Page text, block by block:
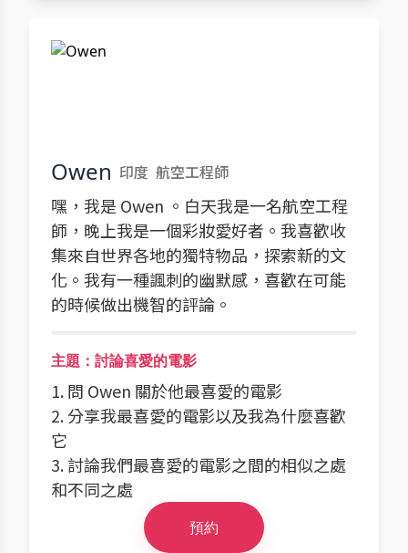
Owen 印度 航空工程師
嘿，我是 Owen 。白天我是一名航空工程
師，晚上我是一個彩妝愛好者。我喜歡收
集來自世界各地的獨特物品，探索新的文
化。我有一種諷刺的幽默感，喜歡在可能
的時候做出機智的評論。
主題：討論喜愛的電影
1. 問 Owen 關於他最喜愛的電影
2. 分享我最喜愛的電影以及我為什麼喜歡
它
3. 討論我們最喜愛的電影之間的相似之處
和不同之處
預約